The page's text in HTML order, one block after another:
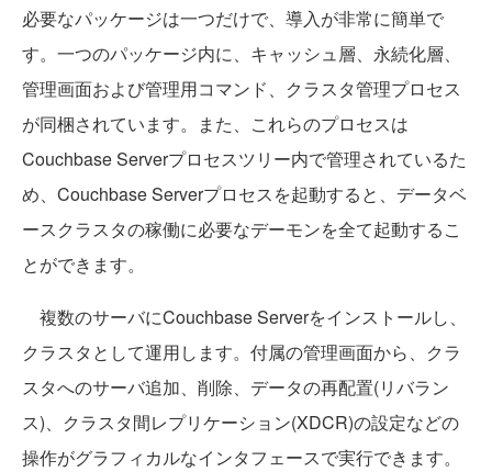
必要なパッケージは一つだけで、導入が非常に簡単で
す。一つのパッケージ内に、キャッシュ層、永続化層、
管理画面および管理用コマンド、クラスタ管理プロセス
が同梱されています。また、これらのプロセスは
Couchbase Serverプロセスツリー内で管理されているた
め、Couchbase Serverプロセスを起動すると、データベ
ースクラスタの稼働に必要なデーモンを全て起動するこ
とができます。
複数のサーバにCouchbase Serverをインストールし、
クラスタとして運用します。付属の管理画面から、クラ
スタへのサーバ追加、削除、データの再配置(リバラン
ス)、クラスタ間レプリケーション(XDCR)の設定などの
操作がグラフィカルなインタフェースで実行できます。